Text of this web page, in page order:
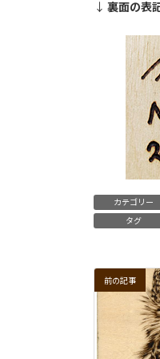
↓ 裏面の表
カテゴリー
タグ
前の記事